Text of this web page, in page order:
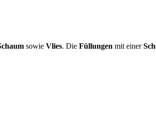
sowie Vlies. Die Füllungen mit einer